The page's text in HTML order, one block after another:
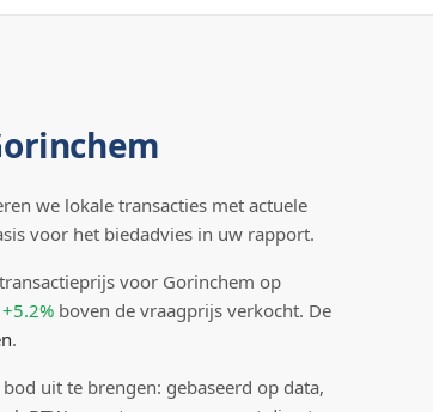
we lokale transacties met actuele
voor het biedadvies in uw rapport.
voor Gorinchem op
+5.2% boven de vraagprijs verkocht. De
.
uit te brengen: gebaseerd op data,